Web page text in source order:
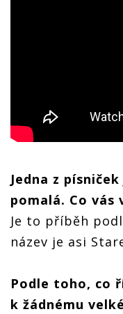
Jedna z
pomalá. Co vás
Je to příběh
název je asi
Podle toho, co
k žádnému